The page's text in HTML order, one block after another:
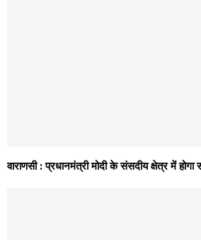
वाराणसी : प्रधानमंत्री मोदी के संसदीय क्षेत्र में